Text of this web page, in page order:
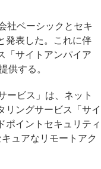
社ベーシックとセキ
発表した。これに伴
「サイトアンパイア
供する。
ビス」は、ネット
リングサービス「サイ
ポイントセキュリティ
ュアなリモートアク